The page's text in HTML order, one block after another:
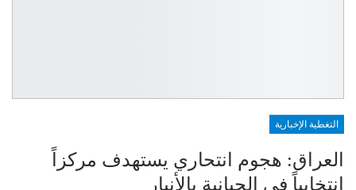
التغطية الإخبارية
العراق: هجوم انتحاري يستهدف مركزاً
انتخابياً في الحبانية بالأنبار